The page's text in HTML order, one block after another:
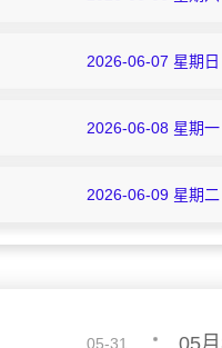
2026-06-07 星期日
2026-06-08 星期一
2026-06-09 星期二
05-31 05